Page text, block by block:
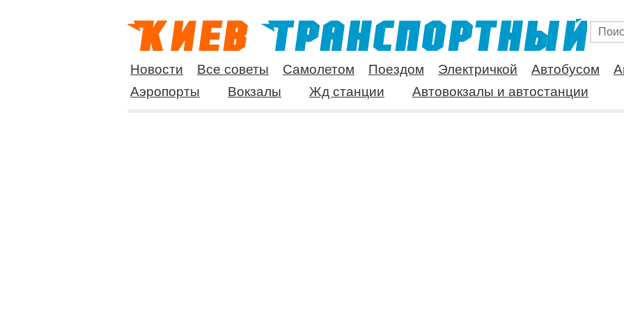
Новости Все советы Самолетом Поездом Электричкой Автобусом
Аэропорты
Вокзалы Жд станции Автовокзалы и автостанции